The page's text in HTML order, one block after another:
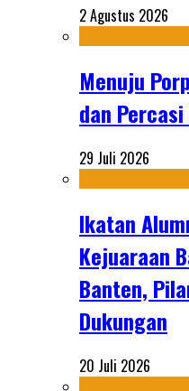
2 Agustus 2026
Menuju
dan
29 Juli 2026
Ikatan
Kejuaraan
Banten,
Dukungan
20 Juli 2026